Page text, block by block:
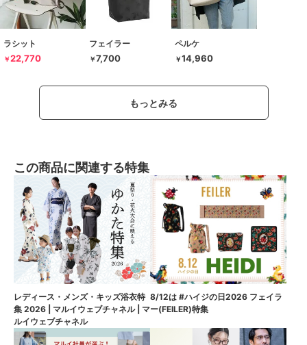
ラシット
￥22,770
フェイラー
￥7,700
ペルケ
￥14,960
もっとみる
この商品に関連する特集
レディース・メンズ・キッズ浴衣特
集 2026 | マルイウェブチャネル | マ
ルイウェブチャネル
8/12は #ハイジの日2026 フェイラ
ー(FEILER)特集